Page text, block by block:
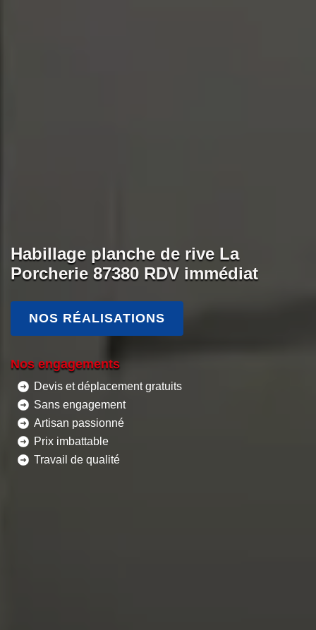
Habillage planche de rive La
Porcherie 87380 RDV immédiat
NOS RÉALISATIONS
Nos engagements
Devis et déplacement gratuits
Sans engagement
Artisan passionné
Prix imbattable
Travail de qualité